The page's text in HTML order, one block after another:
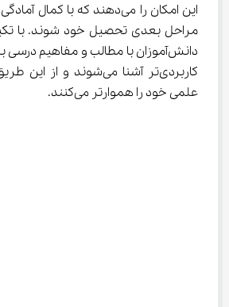
این امکان را می‌دهند که با
مراحل بعدی تحصیل خود شوند. با
کاربردی‌تر آشنا می‌شوند و
علمی خود را هموارتر می‌کنند.